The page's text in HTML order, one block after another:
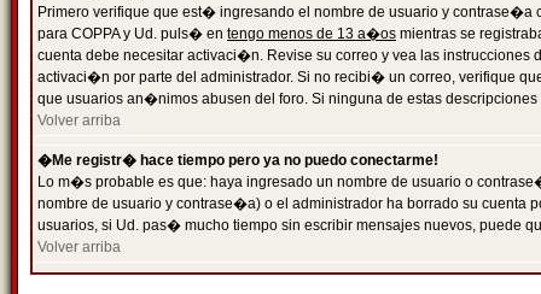
Primero verifique que est� ingresando el nombre de usuario y
para COPPA y Ud. puls� en tengo menos de 13 a�os mientras se
cuenta debe necesitar activaci�n. Revise su correo y vea las
activaci�n por parte del administrador. Si no recibi� un correo, verifique
que usuarios an�nimos abusen del foro. Si ninguna de estas
Volver arriba
�Me registr� hace tiempo pero ya no puedo conectarme!
Lo m�s probable es que: haya ingresado un nombre de usuario o
nombre de usuario y contrase�a) o el administrador ha borrado su
usuarios, si Ud. pas� mucho tiempo sin escribir mensajes nuevos, puede
Volver arriba